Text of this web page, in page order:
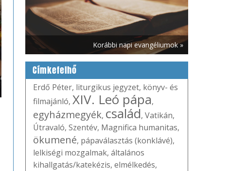
Korábbi napi evangéliumok »
Címkefelhő
Erdő Péter, liturgikus jegyzet, könyv- és
filmajánló, XIV. Leó pápa,
egyházmegyék, család, Vatikán,
Útravaló, Szentév, Magnifica humanitas,
ökumené, pápaválasztás (konklávé),
lelkiségi mozgalmak, általános
kihallgatás/katekézis, elmélkedés,